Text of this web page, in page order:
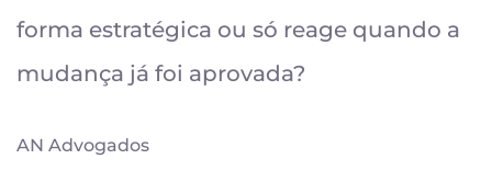
forma estratégica ou só reage quando a
mudança já foi aprovada?
AN Advogados